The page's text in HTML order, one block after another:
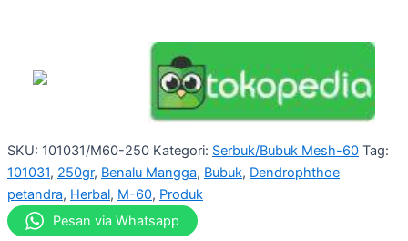
SKU: 101031/M60-250 Kategori: Serbuk/Bubuk Mesh-60 Tag:
101031, 250gr, Benalu Mangga, Bubuk, Dendrophthoe
petandra, Herbal, M-60, Produk
Pesan via Whatsapp